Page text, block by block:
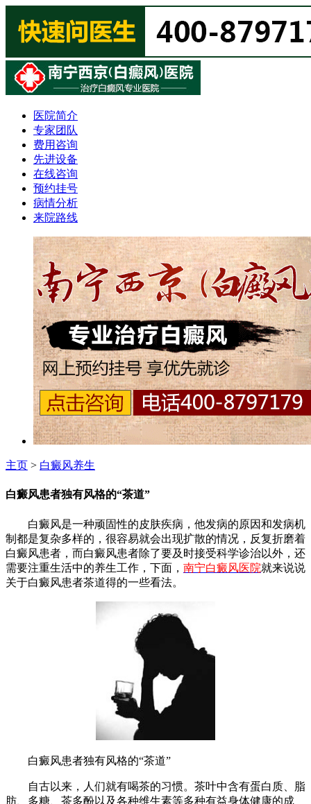
医院简介
专家团队
费用咨询
先进设备
在线咨询
预约挂号
病情分析
来院路线
主页 > 白癜风养生
白癜风患者独有风格的“茶道”
白癜风是一种顽固性的皮肤疾病，他发病的原因和发病机
制都是复杂多样的，很容易就会出现扩散的情况，反复折磨着
白癜风患者，而白癜风患者除了要及时接受科学诊治以外，还
需要注重生活中的养生工作，下面， 南宁白癜风医院就来说说
关于白癜风患者茶道得的一些看法。
白癜风患者独有风格的“茶道”
自古以来，人们就有喝茶的习惯。茶叶中含有蛋白质、脂
肪、多糖、茶多酚以及各种维生素等多种有益身体健康的成